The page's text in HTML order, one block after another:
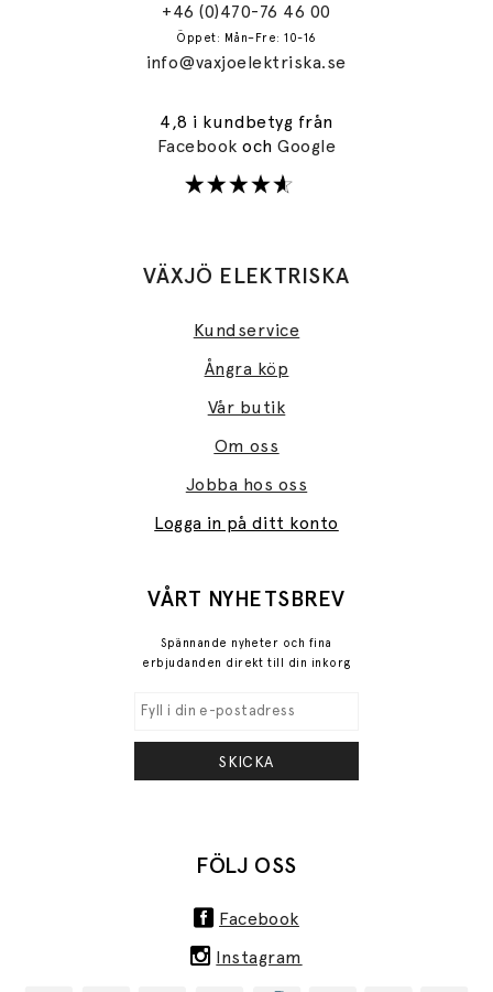
+46 (0)470-76 46 00
Öppet: Mån–Fre: 10-16
info@vaxjoelektriska.se
4,8 i kundbetyg från
FacebookochGoogle
VÄXJÖ ELEKTRISKA
Kundservice
Ångra köp
Vår butik
Om oss
Jobba hos oss
Logga in på ditt konto
VÅRT NYHETSBREV
Spännande nyheter och fina
erbjudanden direkt till din inkorg
SKICKA
FÖLJ OSS
Facebook
Instagram